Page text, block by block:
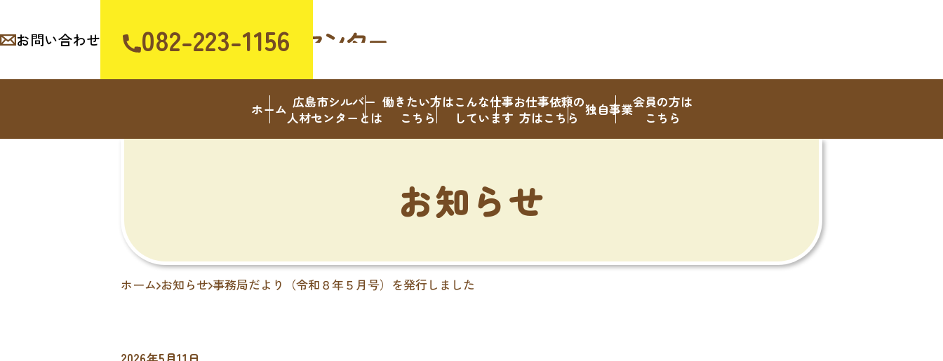
お問い合わせ 082-223-1156
ホーム 広島市シルバー
人材センターとは
働きたい方は
こちら
こんな仕事
しています
お仕事依頼の
方はこちら 独自事業会員の方は
こちら
お知らせ
ホーム お知らせ 事務局だより（令和８年５月号）を発行しました